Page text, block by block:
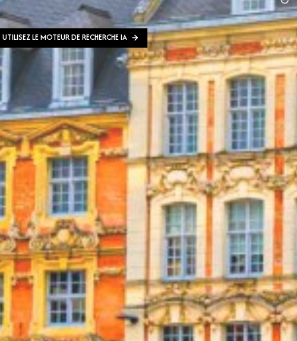
UTILISEZ LE MOTEUR DE RECHERCHE IA